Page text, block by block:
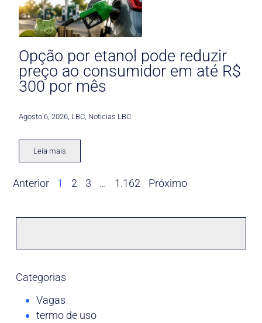
Opção por etanol pode reduzir
preço ao consumidor em até R$
300 por mês
Agosto 6, 2026 LBC Noticias LBC
Leia mais
Anterior 1 2 3 … 1.162 Próximo
Categorias
Vagas
termo de uso